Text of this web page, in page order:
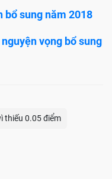
bổ sung năm 2018
vọng bổ sung
thiếu 0.05 điểm